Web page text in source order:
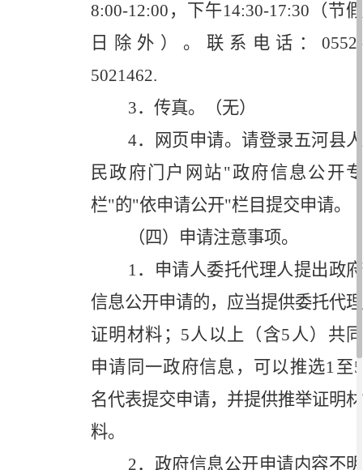
8:00-12:00，下午14:30-17:30（节假
日除外）。联系电话：0552-
5021462.
3．传真。（无）
4．网页申请。请登录五河县人
民政府门户网站"政府信息公开专
栏"的"依申请公开"栏目提交申请。
（四）申请注意事项。
1．申请人委托代理人提出政府
信息公开申请的，应当提供委托代理
证明材料； 5人以上（含5人）共同
申请同一政府信息，可以推选1至5
名代表提交申请，并提供推举证明材
料。
2．政府信息公开申请内容不明